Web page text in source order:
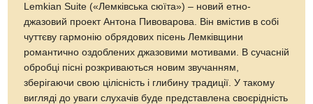
Lemkian Suite («Лемківська сюїта») – новий етно-
джазовий проект Антона Пивоварова. Він вмістив в собі
чуттєву гармонію обрядових пісень Лемківщини
романтично оздоблених джазовими мотивами. В сучасній
обробці пісні розкриваються новим звучанням,
зберігаючи свою цілісність і глибину традиції. У такому
вигляді до уваги слухачів буде представлена своєрідність